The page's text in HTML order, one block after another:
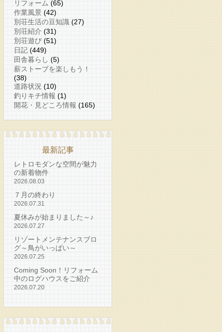
リフォーム (65)
作業風景 (42)
別荘生活の豆知識 (27)
別荘紹介 (31)
別荘遊び (51)
日記 (449)
田舎暮らし (5)
薪ストーブを楽しもう！
(38)
道路状況 (10)
釣りキチ情報 (1)
開花・見どころ情報 (165)
最新記事
レトロモダンな空間が魅力
の新着物件
2026.08.03
７月の終わり
2026.07.31
夏休みが始まりました～♪
2026.07.27
リゾートメンテナンスブロ
グ～鳥がいっぱい～
2026.07.25
Coming Soon！リフォーム
中のログハウスをご紹介
2026.07.20